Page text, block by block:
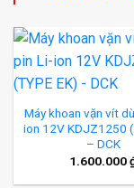
Máy khoan vặn vít
ion 12V KDJZ1250
– DCK
1.600.000